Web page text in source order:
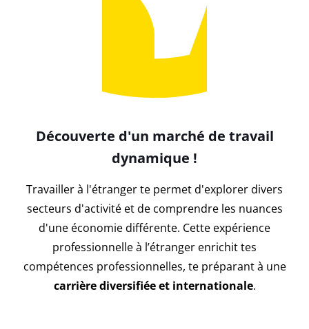
Découverte d'un marché de travail
dynamique !
Travailler à l'étranger te permet d'explorer divers
secteurs d'activité et de comprendre les nuances
d'une économie différente. Cette expérience
professionnelle à l’étranger enrichit tes
compétences professionnelles, te préparant à une
carrière diversifiée et internationale.